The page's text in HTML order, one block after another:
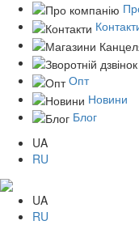
Опт
Новини
Блог
UA
RU
UA
RU